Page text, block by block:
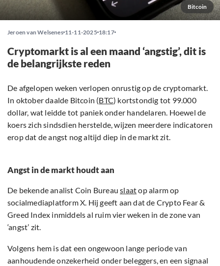
Bitcoin
Jeroen van Welsenes 11-11-2025 18:17
Cryptomarkt is al een maand ‘angstig’, dit is
de belangrijkste reden
De afgelopen weken verlopen onrustig op de cryptomarkt.
In oktober daalde Bitcoin (BTC) kortstondig tot 99.000
dollar, wat leidde tot paniek onder handelaren. Hoewel de
koers zich sindsdien herstelde, wijzen meerdere indicatoren
erop dat de angst nog altijd diep in de markt zit.
Angst in de markt houdt aan
De bekende analist Coin Bureauslaatop alarm op
socialmediaplatform X. Hij geeft aan dat de Crypto Fear &
Greed Index inmiddels al ruim vier weken in de zone van
‘angst’ zit.
Volgens hem is dat een ongewoon lange periode van
aanhoudende onzekerheid onder beleggers, en een signaal